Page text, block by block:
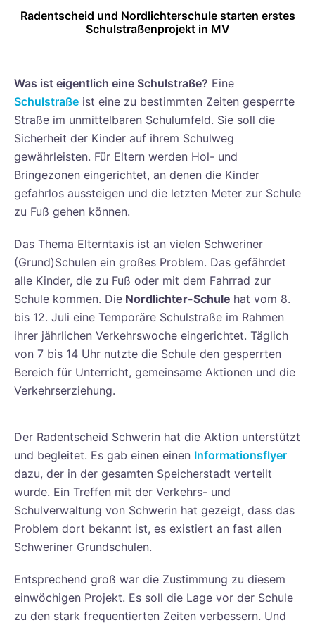
Radentscheid und Nordlichterschule starten erstes
Schulstraßenprojekt in MV
Was ist eigentlich eine Schulstraße? Eine
Schulstraße ist eine zu bestimmten Zeiten gesperrte
Straße im unmittelbaren Schulumfeld. Sie soll die
Sicherheit der Kinder auf ihrem Schulweg
gewährleisten. Für Eltern werden Hol- und
Bringezonen eingerichtet, an denen die Kinder
gefahrlos aussteigen und die letzten Meter zur Schule
zu Fuß gehen können.
Das Thema Elterntaxis ist an vielen Schweriner
(Grund)Schulen ein großes Problem. Das gefährdet
alle Kinder, die zu Fuß oder mit dem Fahrrad zur
Schule kommen. Die Nordlichter-Schule hat vom 8.
bis 12. Juli eine Temporäre Schulstraße im Rahmen
ihrer jährlichen Verkehrswoche eingerichtet. Täglich
von 7 bis 14 Uhr nutzte die Schule den gesperrten
Bereich für Unterricht, gemeinsame Aktionen und die
Verkehrserziehung.
Der Radentscheid Schwerin hat die Aktion unterstützt
und begleitet. Es gab einen einen Informationsflyer
dazu, der in der gesamten Speicherstadt verteilt
wurde. Ein Treffen mit der Verkehrs- und
Schulverwaltung von Schwerin hat gezeigt, dass das
Problem dort bekannt ist, es existiert an fast allen
Schweriner Grundschulen.
Entsprechend groß war die Zustimmung zu diesem
einwöchigen Projekt. Es soll die Lage vor der Schule
zu den stark frequentierten Zeiten verbessern. Und